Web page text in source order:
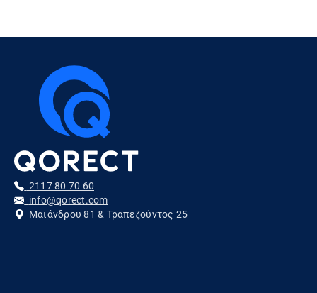
2117 80 70 60
info@qorect.com
Μαιάνδρου 81 & Τραπεζούντος 25